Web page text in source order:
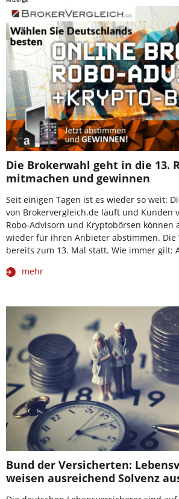
Die Brokerwahl geht in die 13.
mitmachen und gewinnen
Seit einigen Tagen ist es wieder so weit:
von Brokervergleich.de läuft und Kunden
Robo-Advisorn und Kryptobörsen können
wieder für ihren Anbieter abstimmen.
bereits zum 13. Mal statt. Wie immer gilt:
mehr
Bund der Versicherten:
weisen ausreichend Solvenz